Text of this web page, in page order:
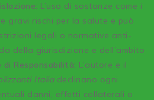
L’uso di sostanze come i
gravi rischi per la salute e può
legali o normative anti-
della giurisdizione e dell’ambito
di Responsabilità: L’autore e il
Italiadeclinano ogni
danni, effetti collaterali o